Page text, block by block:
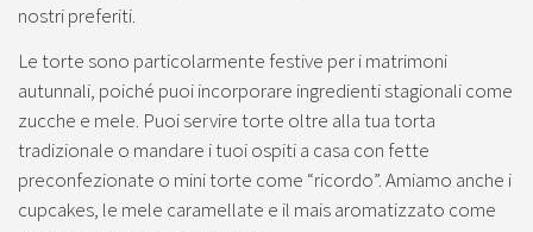
nostri preferiti.
Le torte sono particolarmente festive per i matrimoni
autunnali, poiché puoi incorporare ingredienti stagionali come
zucche e mele. Puoi servire torte oltre alla tua torta
tradizionale o mandare i tuoi ospiti a casa con fette
preconfezionate o mini torte come “ricordo”. Amiamo anche i
cupcakes, le mele caramellate e il mais aromatizzato come